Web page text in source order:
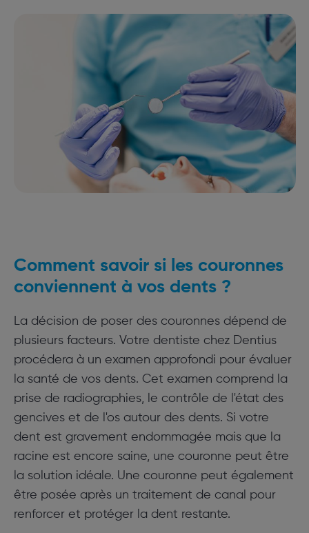
Comment savoir si les couronnes
conviennent à vos dents ?
La décision de poser des couronnes dépend de
plusieurs facteurs. Votre dentiste chez Dentius
procédera à un examen approfondi pour évaluer
la santé de vos dents. Cet examen comprend la
prise de radiographies, le contrôle de l'état des
gencives et de l'os autour des dents. Si votre
dent est gravement endommagée mais que la
racine est encore saine, une couronne peut être
la solution idéale. Une couronne peut également
être posée après un traitement de canal pour
renforcer et protéger la dent restante.